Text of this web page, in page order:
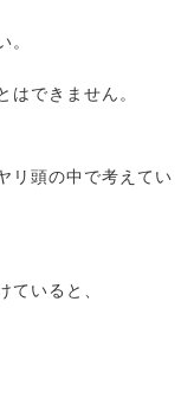
。
はできません。
リ頭の中で考えてい
ていると、